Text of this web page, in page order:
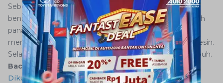
Sebelum mencuci ruang mesin, pastikan mesin telah
benar-benar dingin. Jika Anda mencuci mesin saat masih
panas, suhu yang tiba-tiba dingin dari air dapat
menyebabkan kerusakan pada beberapa komponen mesin.
Selain itu kondisi panas juga dapat melukai anggota tubuh.
Baca juga:5 Tempat Wisata di Bogor Yang Seru
Dikunjungi dengan Agya GR Sport